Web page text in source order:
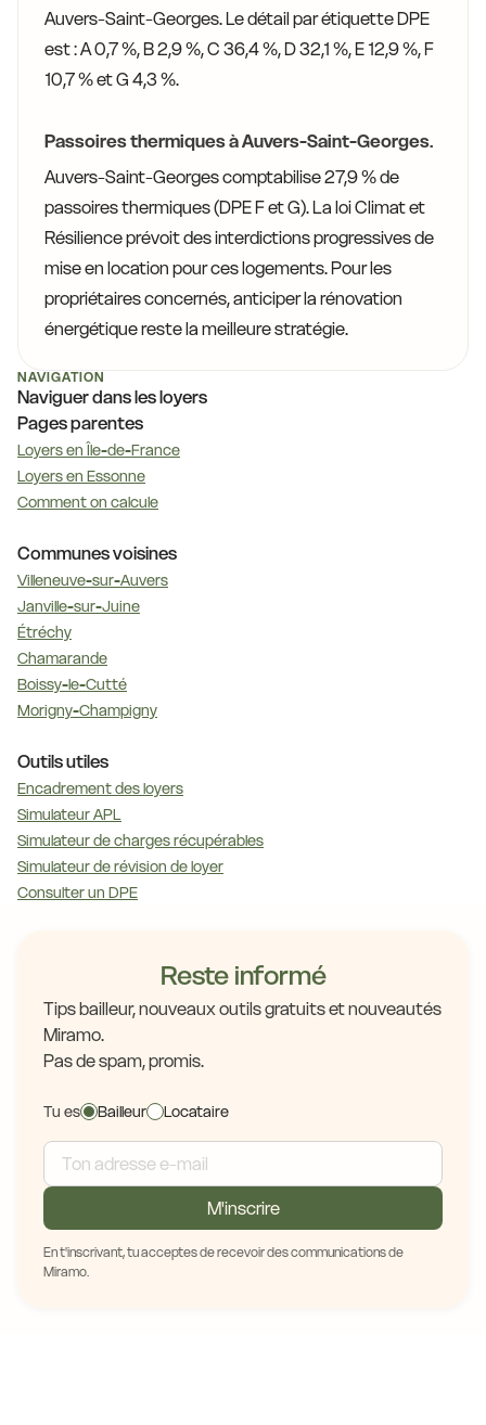
Auvers-Saint-Georges. Le détail par étiquette DPE
est : A 0,7 %, B 2,9 %, C 36,4 %, D 32,1 %, E 12,9 %, F
10,7 % et G 4,3 %.
Passoires thermiques à Auvers-Saint-Georges.
Auvers-Saint-Georges comptabilise 27,9 % de
passoires thermiques (DPE F et G). La loi Climat et
Résilience prévoit des interdictions progressives de
mise en location pour ces logements. Pour les
propriétaires concernés, anticiper la rénovation
énergétique reste la meilleure stratégie.
NAVIGATION
Naviguer dans les loyers
Pages parentes
Loyers en Île-de-France
Loyers en Essonne
Comment on calcule
Communes voisines
Villeneuve-sur-Auvers
Janville-sur-Juine
Étréchy
Chamarande
Boissy-le-Cutté
Morigny-Champigny
Outils utiles
Encadrement des loyers
Simulateur APL
Simulateur de charges récupérables
Simulateur de révision de loyer
Consulter un DPE
Reste informé
Tips bailleur, nouveaux outils gratuits et nouveautés
Miramo.
Pas de spam, promis.
Tu es Bailleur Locataire
M'inscrire
En t'inscrivant, tu acceptes de recevoir des communications de
Miramo.